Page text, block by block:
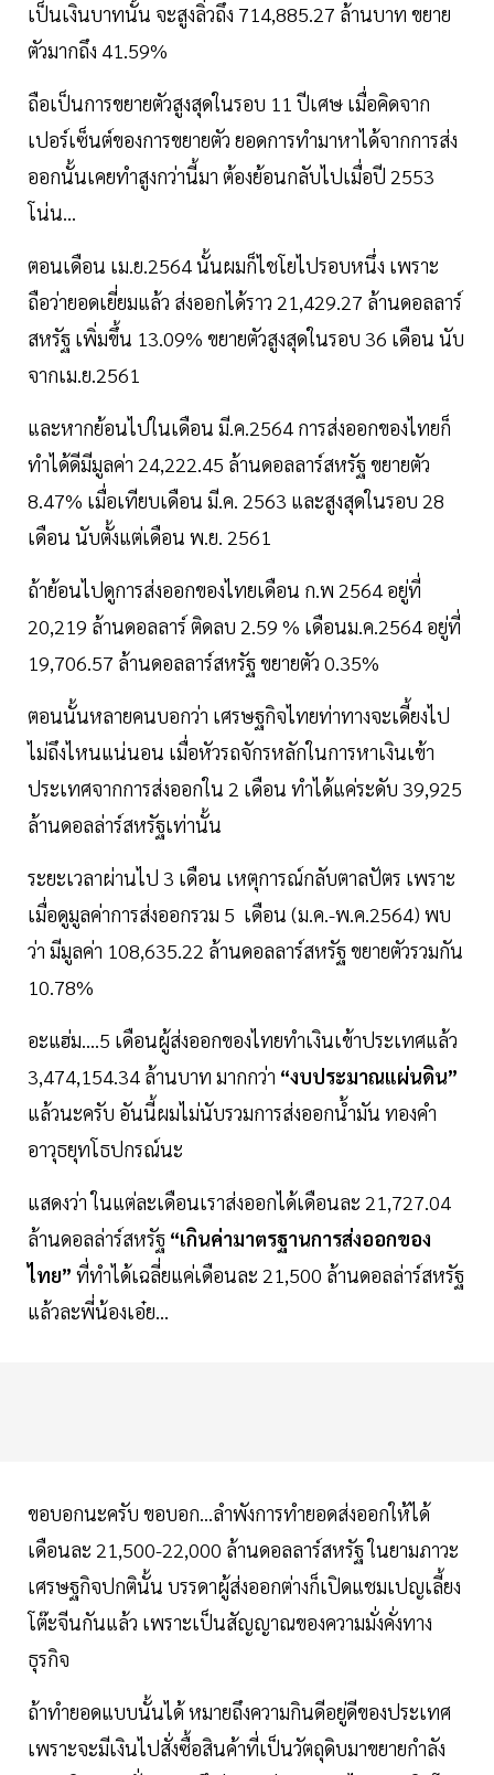
เป็นเงินบาทนั้น จะสูงลิ่วถึง 714,885.27 ล้านบาท ขยาย
ตัวมากถึง 41.59%
ถือเป็นการขยายตัวสูงสุดในรอบ 11 ปีเศษ เมื่อคิดจาก
เปอร์เซ็นต์ของการขยายตัว ยอดการทำมาหาได้จากการส่ง
ออกนั้นเคยทำสูงกว่านี้มา ต้องย้อนกลับไปเมื่อปี 2553
โน่น...
ตอนเดือน เม.ย.2564 นั้นผมก็ไชโยไปรอบหนึ่ง เพราะ
ถือว่ายอดเยี่ยมแล้ว ส่งออกได้ราว 21,429.27 ล้านดอลลาร์
สหรัฐ เพิ่มขึ้น 13.09% ขยายตัวสูงสุดในรอบ 36 เดือน นับ
จากเม.ย.2561
และหากย้อนไปในเดือน มี.ค.2564 การส่งออกของไทยก็
ทำได้ดีมีมูลค่า 24,222.45 ล้านดอลลาร์สหรัฐ ขยายตัว
8.47% เมื่อเทียบเดือน มี.ค. 2563 และสูงสุดในรอบ 28
เดือน นับตั้งแต่เดือน พ.ย. 2561
ถ้าย้อนไปดูการส่งออกของไทยเดือน ก.พ 2564 อยู่ที่
20,219 ล้านดอลลาร์ ติดลบ 2.59 % เดือนม.ค.2564 อยู่ที่
19,706.57 ล้านดอลลาร์สหรัฐ ขยายตัว 0.35%
ตอนนั้นหลายคนบอกว่า เศรษฐกิจไทยท่าทางจะเดี้ยงไป
ไม่ถึงไหนแน่นอน เมื่อหัวรถจักรหลักในการหาเงินเข้า
ประเทศจากการส่งออกใน 2 เดือน ทำได้แค่ระดับ 39,925
ล้านดอลล่าร์สหรัฐเท่านั้น
ระยะเวลาผ่านไป 3 เดือน เหตุการณ์กลับตาลปัตร เพราะ
เมื่อดูมูลค่าการส่งออกรวม 5 เดือน (ม.ค.-พ.ค.2564) พบ
ว่า มีมูลค่า 108,635.22 ล้านดอลลาร์สหรัฐ ขยายตัวรวมกัน
10.78%
อะแฮ่ม....5 เดือนผู้ส่งออกของไทยทำเงินเข้าประเทศแล้ว
3,474,154.34 ล้านบาท มากกว่า “งบประมาณแผ่นดิน”
แล้วนะครับ อันนี้ผมไม่นับรวมการส่งออกน้ำมัน ทองคำ
อาวุธยุทโธปกรณ์นะ
แสดงว่า ในแต่ละเดือนเราส่งออกได้เดือนละ 21,727.04
ล้านดอลล่าร์สหรัฐ “เกินค่ามาตรฐานการส่งออกของ
ไทย” ที่ทำได้เฉลี่ยแค่เดือนละ 21,500 ล้านดอลล่าร์สหรัฐ
แล้วละพี่น้องเอ๋ย...
ขอบอกนะครับ ขอบอก...ลำพังการทำยอดส่งออกให้ได้
เดือนละ 21,500-22,000 ล้านดอลลาร์สหรัฐ ในยามภาวะ
เศรษฐกิจปกตินั้น บรรดาผู้ส่งออกต่างก็เปิดแชมเปญเลี้ยง
โต๊ะจีนกันแล้ว เพราะเป็นสัญญาณของความมั่งคั่งทาง
ธุรกิจ
ถ้าทำยอดแบบนั้นได้ หมายถึงความกินดีอยู่ดีของประเทศ
เพราะจะมีเงินไปสั่งซื้อสินค้าที่เป็นวัตถุดิบมาขยายกำลัง